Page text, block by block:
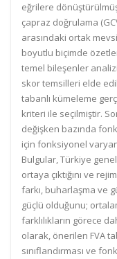
eğrilere
çapraz doğrulama
arasındaki ortak
boyutlu biçimde
temel bileşenler
skor temsilleri elde
tabanlı kümeleme
kriteri ile seçilmiştir.
değişken bazında
için fonksiyonel
Bulgular, Türkiye
ortaya çıktığını ve
farkı, buharlaşma ve
güçlü olduğunu;
farklılıkların görece
olarak, önerilen FVA
sınıflandırması ve